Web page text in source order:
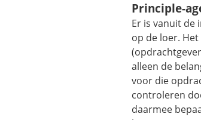
Principle-
Er is vanuit de
op de loer.
alleen de
voor die
controleren
daarmee